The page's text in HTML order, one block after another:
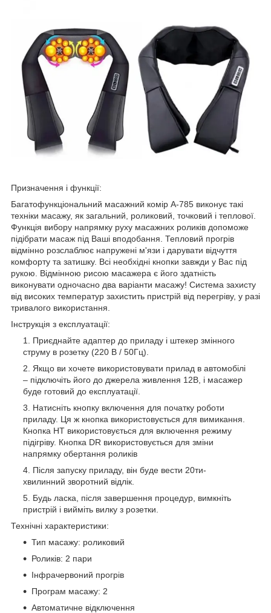
Призначення і функції:
Багатофункціональний масажний комір А-785 виконує такі
техніки масажу, як загальний, роликовий, точковий і теплової.
Функція вибору напрямку руху масажних роликів допоможе
підібрати масаж під Ваші вподобання. Тепловий прогрів
відмінно розслаблює напружені м'язи і дарувати відчуття
комфорту та затишку. Всі необхідні кнопки завжди у Вас під
рукою. Відмінною рисою масажера є його здатність
виконувати одночасно два варіанти масажу! Система захисту
від високих температур захистить пристрій від перегріву, у разі
тривалого використання.
Інструкція з експлуатації:
Приєднайте адаптер до приладу і штекер змінного
струму в розетку (220 В / 50Гц).
Якщо ви хочете використовувати прилад в автомобілі
– підключіть його до джерела живлення 12В, і масажер
буде готовий до експлуатації.
Натисніть кнопку включення для початку роботи
приладу. Ця ж кнопка використовується для вимикання.
Кнопка HT використовується для включення режиму
підігріву. Кнопка DR використовується для зміни
напрямку обертання роликів
Після запуску приладу, він буде вести 20ти-
хвилинний зворотний відлік.
Будь ласка, після завершення процедур, вимкніть
пристрій і вийміть вилку з розетки.
Технічні характеристики:
Тип масажу: роликовий
Роликів: 2 пари
Інфрачервоний прогрів
Програм масажу: 2
Автоматичне відключення